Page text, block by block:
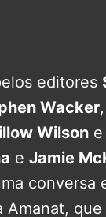
editores
Wacker
Wilson
e Jamie
conversa
Amanat,